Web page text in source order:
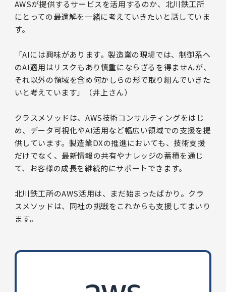
AWSが提供するサービスを活用するのか、北川鉄工所
にとっての最適解を一緒に考えていきたいと話していま
す。
「AIには興味があります。製造業の現場では、制御系へ
のAI適用はリスクもあり慎重にならざるを得ませんが、
それ以外の領域を含め何かしらの形で取り組んでいきた
いと考えています」（井上さん）
クラスメソッドは、AWS技術コンサルティングをはじ
め、データ可視化やAI活用など幅広い領域での支援を提
供しています。製造業DXの推進においても、技術支援
だけでなく、最新情報の共有やナレッジの蓄積を通じ
て、お客様の成長を継続的にサポートできます。
北川鉄工所のAWS活用は、まだ始まったばかり。クラ
スメソッドは、同社の挑戦をこれからも支援してまいり
ます。